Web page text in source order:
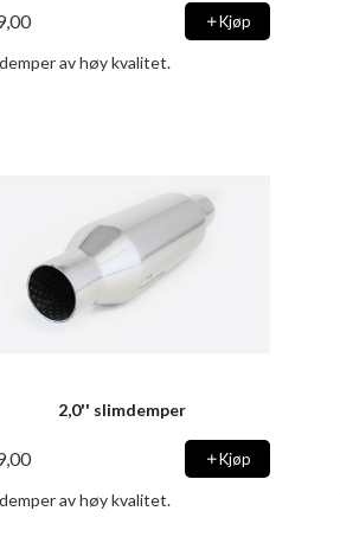
Kjøp
av høy kvalitet.
2,0'' slimdemper
Kjøp
av høy kvalitet.